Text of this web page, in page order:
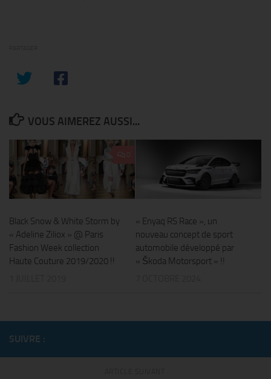
VOUS AIMEREZ AUSSI...
Black Snow & White Storm by
« Adeline Ziliox » @ Paris
Fashion Week collection
Haute Couture 2019/2020 !!
« Enyaq RS Race », un
nouveau concept de sport
automobile développé par
« Škoda Motorsport » !!
SUIVRE :